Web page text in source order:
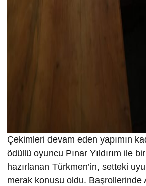
Çekimleri devam eden yapımın
ödüllü oyuncu Pınar Yıldırım ile
hazırlanan Türkmen’in, setteki
merak konusu oldu. Başrollerinde